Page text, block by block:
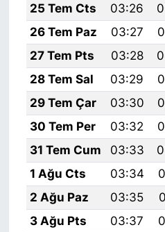
25 Tem Cts
03:26
26 Tem Paz
03:27
27 Tem Pts
03:28
28 Tem Sal
03:29
29 Tem Çar
03:30
30 Tem Per
03:32
31 Tem Cum
03:33
1 Ağu Cts
03:34
2 Ağu Paz
03:35
3 Ağu Pts
03:37